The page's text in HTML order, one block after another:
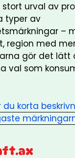
urval av
typer av
–
region med
gör det lätt
val som
du korta